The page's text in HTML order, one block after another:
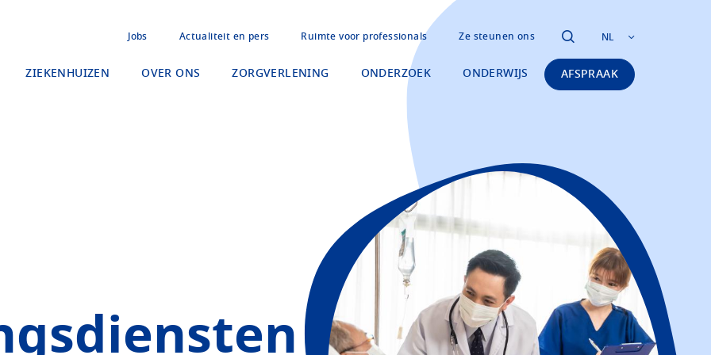
Jobs Actualiteit en pers Ruimte voor professionals Ze steunen ons NL
ZIEKENHUIZEN OVER ONS ZORGVERLENING ONDERZOEK ONDERWIJS AFSPRAAK